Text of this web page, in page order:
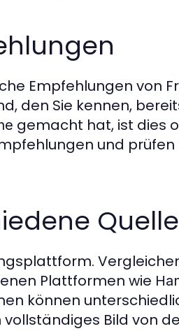
Empfehlungen von
den Sie kennen,
gemacht hat, ist dies
und prüfen
Plattformen wie
können
Bild von